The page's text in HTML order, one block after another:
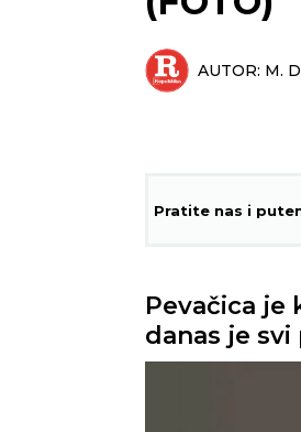
AUTOR: M.
Pratite nas i
Pevačica je
danas je